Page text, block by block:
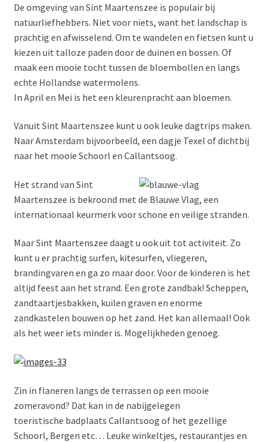
De omgeving van Sint Maartenszee is populair bij
natuurliefhebbers. Niet voor niets, want het landschap is
prachtig en afwisselend. Om te wandelen en fietsen kunt u
kiezen uit talloze paden door de duinen en bossen. Of
maak een mooie tocht tussen de bloembollen en langs
echte Hollandse watermolens.
In April en Mei is het een kleurenpracht aan bloemen.
Vanuit Sint Maartenszee kunt u ook leuke dagtrips maken.
Naar Amsterdam bijvoorbeeld, een dagje Texel of dichtbij
naar het mooie Schoorl en Callantsoog.
Het strand van Sint
Maartenszee is bekroond met de Blauwe Vlag, een
internationaal keurmerk voor schone en veilige stranden.
Maar Sint Maartenszee daagt u ook uit tot activiteit. Zo
kunt u er prachtig surfen, kitesurfen, vliegeren,
brandingvaren en ga zo maar door. Voor de kinderen is het
altijd feest aan het strand. Een grote zandbak! Scheppen,
zandtaartjesbakken, kuilen graven en enorme
zandkastelen bouwen op het zand. Het kan allemaal! Ook
als het weer iets minder is. Mogelijkheden genoeg.
Zin in flaneren langs de terrassen op een mooie
zomeravond? Dat kan in de nabijgelegen
toeristische badplaats Callantsoog of het gezellige
Schoorl, Bergen etc… Leuke winkeltjes, restaurantjes en